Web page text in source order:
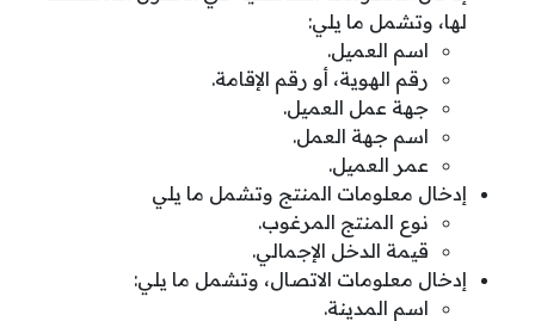
لها، وتشمل ما يلي:
اسم العميل.
رقم الهوية، أو رقم الإقامة.
جهة عمل العميل.
اسم جهة العمل.
عمر العميل.
إدخال معلومات المنتج وتشمل ما يلي
نوع المنتج المرغوب.
قيمة الدخل الإجمالي.
إدخال معلومات الاتصال، وتشمل ما يلي:
اسم المدينة.